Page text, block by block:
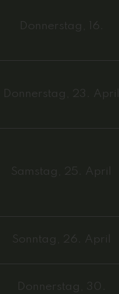
Donnerstag, 16.
Donnerstag, 23. April
Samstag, 25. April
Sonntag, 26. April
Donnerstag, 30.